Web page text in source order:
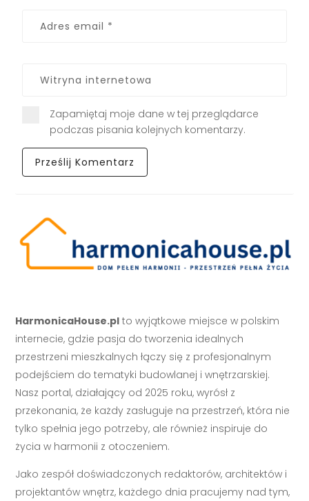
Zapamiętaj moje dane w tej przeglądarce
podczas pisania kolejnych komentarzy.
HarmonicaHouse.pl to wyjątkowe miejsce w polskim
internecie, gdzie pasja do tworzenia idealnych
przestrzeni mieszkalnych łączy się z profesjonalnym
podejściem do tematyki budowlanej i wnętrzarskiej.
Nasz portal, działający od 2025 roku, wyrósł z
przekonania, że każdy zasługuje na przestrzeń, która nie
tylko spełnia jego potrzeby, ale również inspiruje do
życia w harmonii z otoczeniem.
Jako zespół doświadczonych redaktorów, architektów i
projektantów wnętrz, każdego dnia pracujemy nad tym,